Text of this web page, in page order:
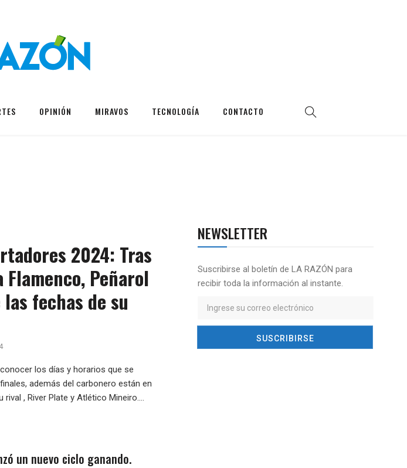
OPINIÓN MIRAVOS TECNOLOGÍA CONTACTO
2024: Tras
Peñarol
fechas de su
los días y horarios que se
además del carbonero están en
, River Plate y Atlético Mineiro....
un nuevo ciclo ganando.
NEWSLETTER
Suscribirse al boletín de LA RAZÓN para
recibir toda la información al instante.